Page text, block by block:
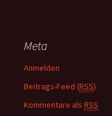
Meta
Anmelden
Beitrags-Feed (RSS)
Kommentare als RSS